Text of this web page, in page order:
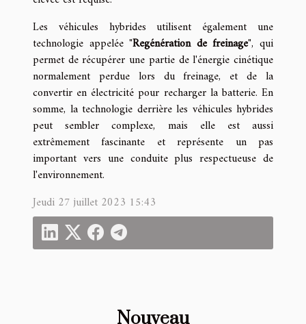
Les véhicules hybrides utilisent également une
technologie appelée "Regénération de freinage", qui
permet de récupérer une partie de l'énergie cinétique
normalement perdue lors du freinage, et de la
convertir en électricité pour recharger la batterie. En
somme, la technologie derrière les véhicules hybrides
peut sembler complexe, mais elle est aussi
extrêmement fascinante et représente un pas
important vers une conduite plus respectueuse de
l'environnement.
Jeudi 27 juillet 2023 15:43
Nouveau